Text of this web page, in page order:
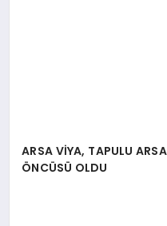
ARSA VİYA, TAPULU
ÖNCÜSÜ OLDU